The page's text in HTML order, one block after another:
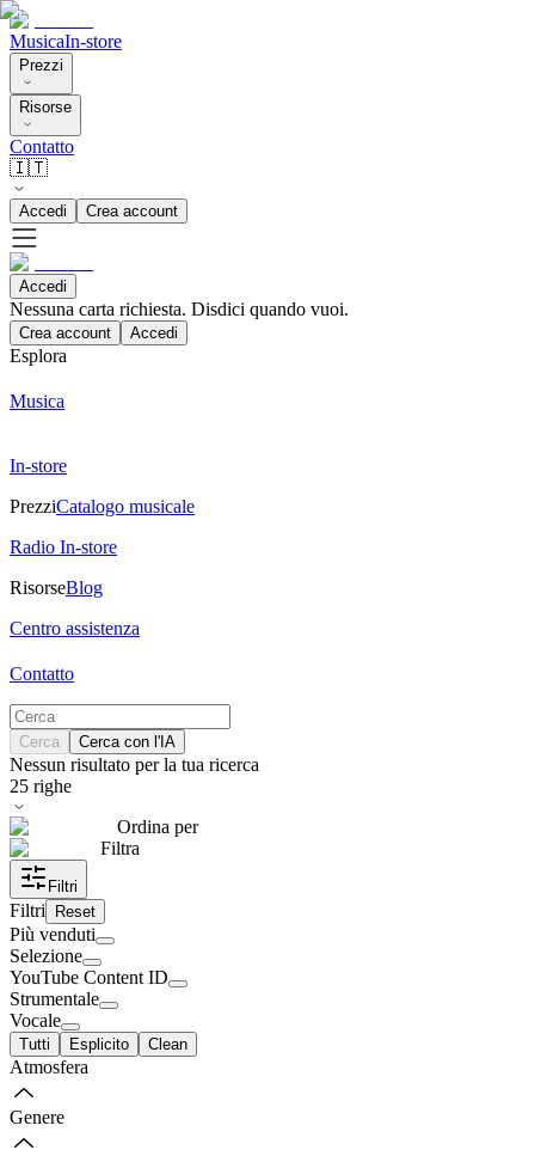
MusicaIn-store
Prezzi
Risorse
Contatto
🇮🇹
Accedi Crea account
Accedi
Nessuna carta richiesta. Disdici quando vuoi.
Crea account Accedi
Esplora
Musica
In-store
PrezziCatalogo musicale
Radio In-store
RisorseBlog
Centro assistenza
Contatto
Cerca Cerca con l'IA
Nessun risultato per la tua ricerca
25 righe
Ordina per
Filtra
Filtri
Filtri Reset
Più venduti
Selezione
YouTube Content ID
Strumentale
Vocale
Tutti Esplicito Clean
Atmosfera
Genere